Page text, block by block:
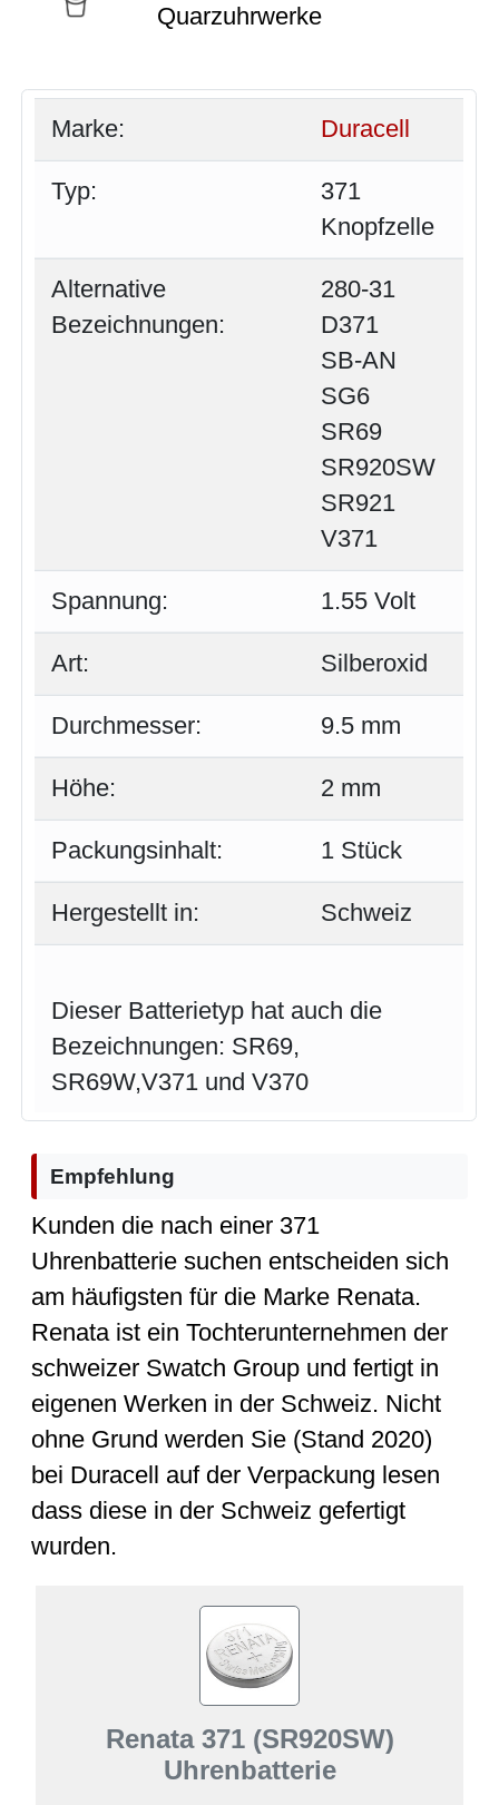
Quarzuhrwerke
Marke: Duracell
Typ:
371
Knopfzelle
Alternative
Bezeichnungen:
280-31
D371
SB-AN
SG6
SR69
SR920SW
SR921
V371
Spannung: 1.55 Volt
Art: Silberoxid
Durchmesser: 9.5 mm
Höhe: 2 mm
Packungsinhalt: 1 Stück
Hergestellt in: Schweiz
Dieser Batterietyp hat auch die
Bezeichnungen: SR69,
SR69W,V371 und V370
Empfehlung
Kunden die nach einer 371
Uhrenbatterie suchen entscheiden sich
am häufigsten für die Marke Renata.
Renata ist ein Tochterunternehmen der
schweizer Swatch Group und fertigt in
eigenen Werken in der Schweiz. Nicht
ohne Grund werden Sie (Stand 2020)
bei Duracell auf der Verpackung lesen
dass diese in der Schweiz gefertigt
wurden.
Renata 371 (SR920SW)
Uhrenbatterie